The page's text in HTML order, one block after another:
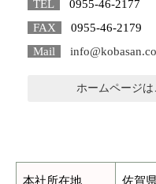
TEL
0955-46-2177
FAX
0955-46-2179
Mail
ホームページは
本社所在地
佐賀